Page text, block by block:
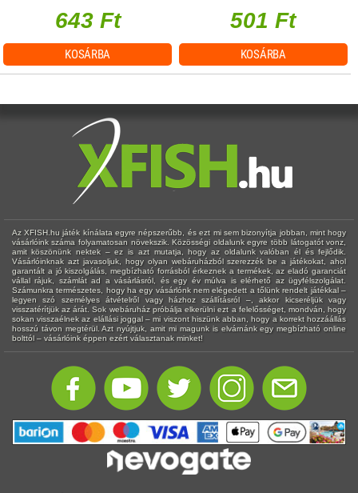
643 Ft
KOSÁRBA
501 Ft
KOSÁRBA
Az XFISH.hu játék kínálata egyre népszerűbb, és ezt mi sem bizonyítja jobban, mint hogy
vásárlóink száma folyamatosan növekszik. Közösségi oldalunk egyre több látogatót vonz,
amit köszönünk nektek – ez is azt mutatja, hogy az oldalunk valóban él és fejlődik.
Vásárlóinknak azt javasoljuk, hogy olyan webáruházból szerezzék be a játékokat, ahol
garantált a jó kiszolgálás, megbízható forrásból érkeznek a termékek, az eladó garanciát
vállal rájuk, számlát ad a vásárlásról, és egy év múlva is elérhető az ügyfélszolgálat.
Számunkra természetes, hogy ha egy vásárlónk nem elégedett a tőlünk rendelt játékkal –
legyen szó személyes átvételről vagy házhoz szállításról –, akkor kicseréljük vagy
visszatérítjük az árát. Sok webáruház próbálja elkerülni ezt a felelősséget, mondván, hogy
sokan visszaélnek az elállási joggal – mi viszont hiszünk abban, hogy a korrekt hozzáállás
hosszú távon megtérül. Azt nyújtjuk, amit mi magunk is elvárnánk egy megbízható online
bolttól – vásárlóink éppen ezért választanak minket!